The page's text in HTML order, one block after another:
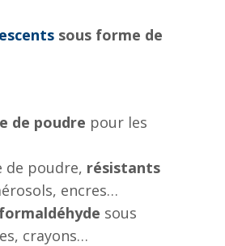
sous forme de
de poudre pour les
de poudre, résistants
encres…
sous
crayons…